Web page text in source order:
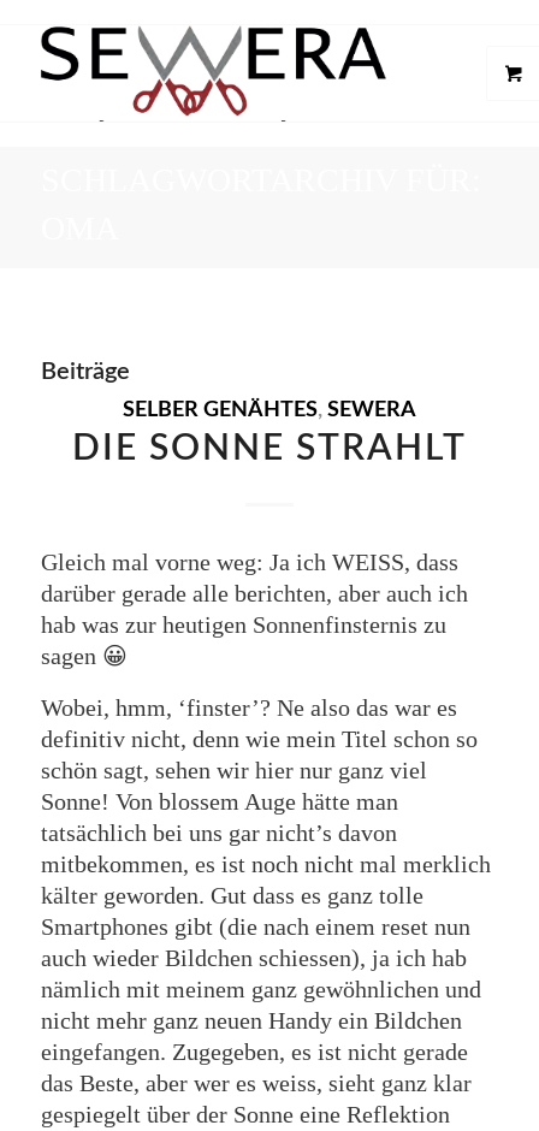
Beiträge
SELBER GENÄHTES, SEWERA
DIE SONNE STRAHLT
Gleich mal vorne weg: Ja ich WEISS, dass
darüber gerade alle berichten, aber auch ich
hab was zur heutigen Sonnenfinsternis zu
sagen 😀
Wobei, hmm, ‘finster’? Ne also das war es
definitiv nicht, denn wie mein Titel schon so
schön sagt, sehen wir hier nur ganz viel
Sonne! Von blossem Auge hätte man
tatsächlich bei uns gar nicht’s davon
mitbekommen, es ist noch nicht mal merklich
kälter geworden. Gut dass es ganz tolle
Smartphones gibt (die nach einem reset nun
auch wieder Bildchen schiessen), ja ich hab
nämlich mit meinem ganz gewöhnlichen und
nicht mehr ganz neuen Handy ein Bildchen
eingefangen. Zugegeben, es ist nicht gerade
das Beste, aber wer es weiss, sieht ganz klar
gespiegelt über der Sonne eine Reflektion